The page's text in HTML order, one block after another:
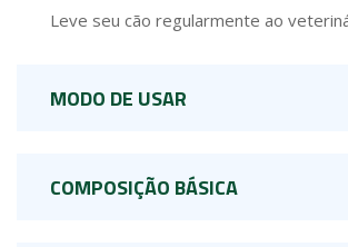
Leve seu cão regularmente ao
MODO DE USAR
COMPOSIÇÃO BÁSICA